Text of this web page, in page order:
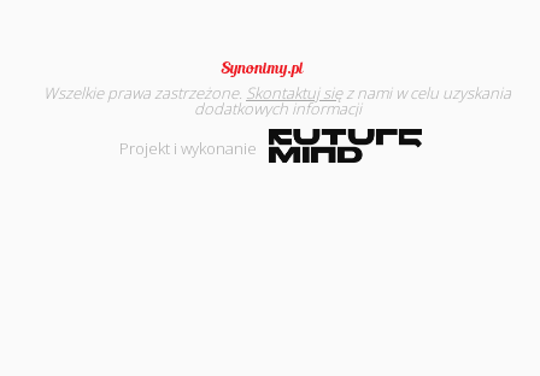
Wszelkie prawa zastrzeżone. Skontaktuj sięz nami w celu uzyskania
dodatkowych informacji
Projekt i wykonanie